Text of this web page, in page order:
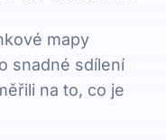
mapy
snadné sdílení
na to, co je